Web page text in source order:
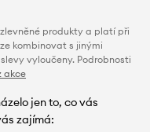
produkty a platí při
kombinovat s jinými
vyloučeny. Podrobnosti
akce
jen to, co vás
zajímá: